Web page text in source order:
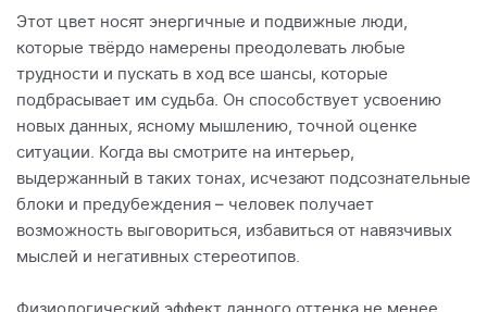
Этот цвет носят энергичные и подвижные люди,
которые твёрдо намерены преодолевать любые
трудности и пускать в ход все шансы, которые
подбрасывает им судьба. Он способствует усвоению
новых данных, ясному мышлению, точной оценке
ситуации. Когда вы смотрите на интерьер,
выдержанный в таких тонах, исчезают подсознательные
блоки и предубеждения – человек получает
возможность выговориться, избавиться от навязчивых
мыслей и негативных стереотипов.